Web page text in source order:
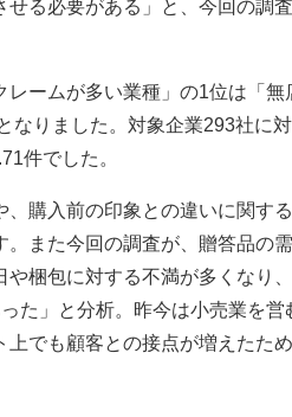
る必要がある」と、今回の調
ームが多い業種」の1位は「無
なりました。対象企業293社に
件でした。
購入前の印象との違いに関す
また今回の調査が、贈答品の
梱包に対する不満が多くなり
た」と分析。昨今は小売業を営
でも顧客との接点が増えたた